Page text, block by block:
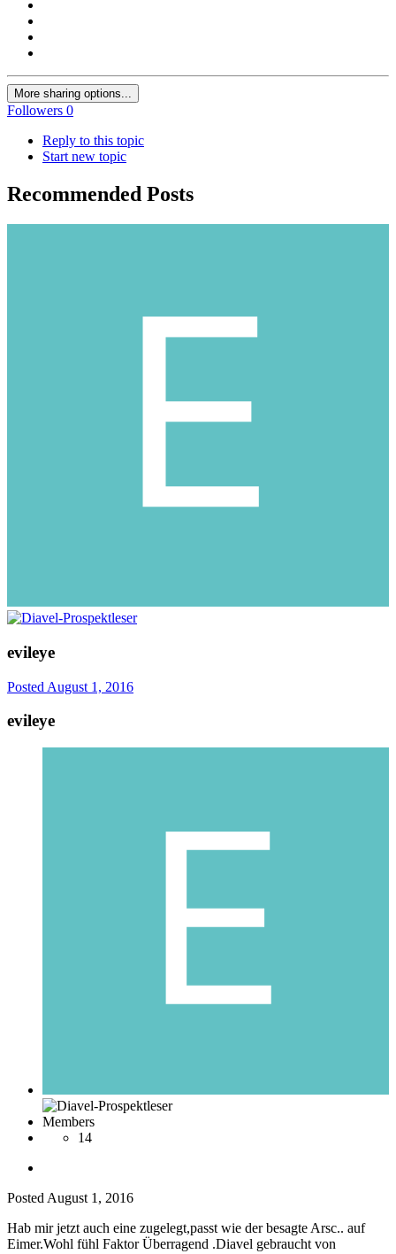
More sharing options...
Followers 0
Reply to this topic
Start new topic
Recommended Posts
evileye
Posted August 1, 2016
evileye
Members
14
Posted August 1, 2016
Hab mir jetzt auch eine zugelegt,passt wie der besagte Arsc.. auf
Eimer.Wohl fühl Faktor Überragend .Diavel gebraucht von